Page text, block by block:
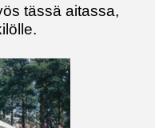
tässä aitassa,